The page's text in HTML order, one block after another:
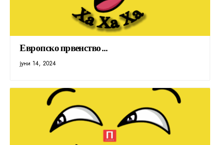
Европско првенство…
јуни 14, 2024